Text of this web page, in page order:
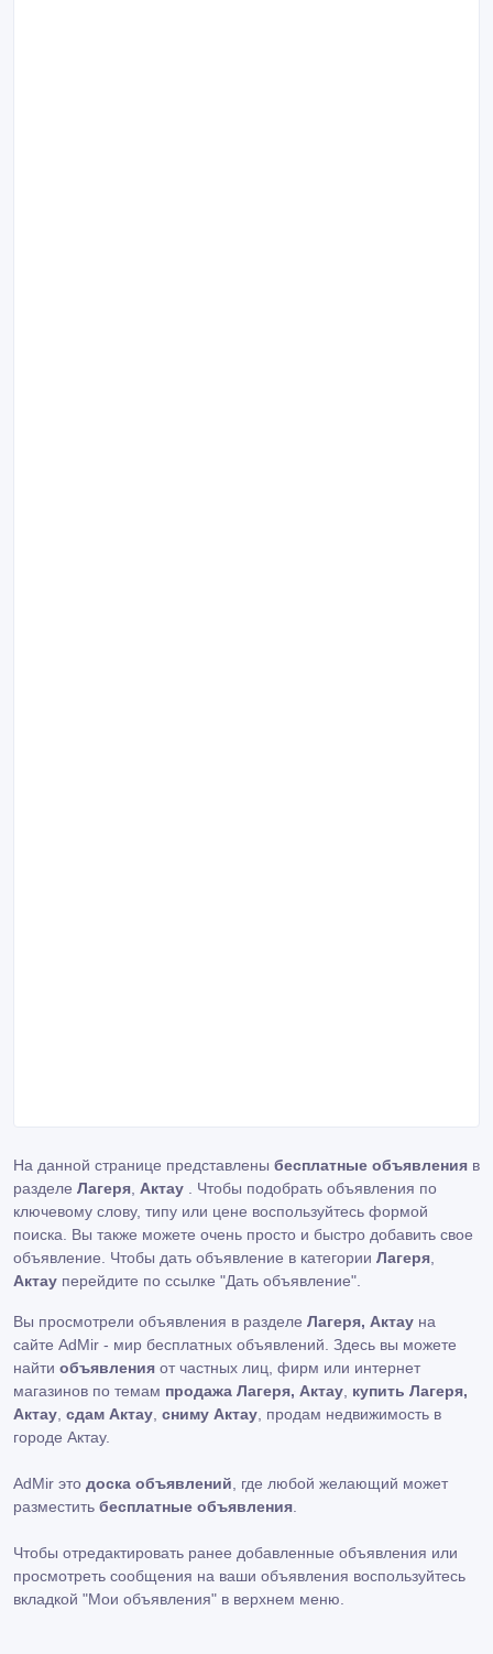
На данной странице представлены бесплатные объявления в
разделе Лагеря Актау . Чтобы подобрать объявления по
ключевому слову, типу или цене воспользуйтесь формой
поиска. Вы также можете очень просто и быстро добавить свое
объявление. Чтобы дать объявление в категории Лагеря
Актау перейдите по ссылке "Дать объявление"
Вы просмотрели объявления в разделе Лагеря, Актау на
сайте AdMir - мир бесплатных объявлений. Здесь вы можете
найти объявления от частных лиц, фирм или интернет
магазинов по темам продажа Лагеря, Актау купить Лагеря,
Актау сдам Актау сниму Актау , продам недвижимость в
городе Актау.
AdMir это доска объявлений , где любой желающий может
разместить бесплатные объявления
Чтобы отредактировать ранее добавленные объявления или
просмотреть сообщения на ваши объявления воспользуйтесь
вкладкой "Мои объявления" в верхнем меню.